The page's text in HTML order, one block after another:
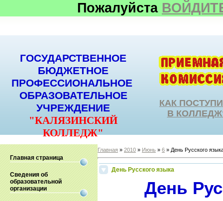
Пожалуйста
ГОСУДАРСТВЕННОЕ
БЮДЖЕТНОЕ
ПРОФЕССИОНАЛЬНОЕ
ОБРАЗОВАТЕЛЬНОЕ
УЧРЕЖДЕНИЕ
"КАЛЯЗИНСКИЙ
КОЛЛЕДЖ"
КАК
В
Главная страница
Сведения об
образовательной
организации
Главная » 2010 » Июнь » 6 » День Русского
День Русского языка
День